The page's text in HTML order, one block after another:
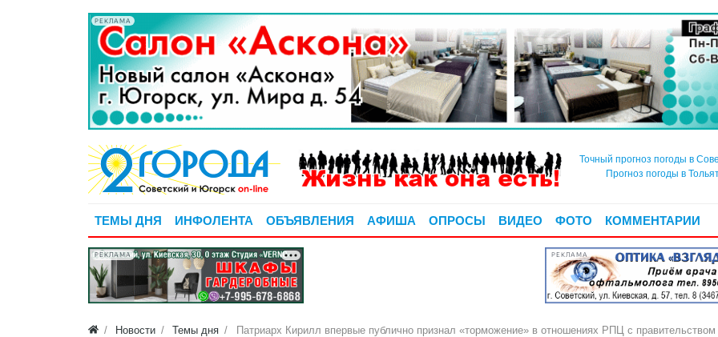
РЕКЛАМА
Точный прогноз погоды в
Прогноз погоды в
ТЕМЫ ДНЯ ИНФОЛЕНТА ОБЪЯВЛЕНИЯ АФИША ОПРОСЫ ВИДЕО ФОТО КОММЕНТАРИИ
РЕКЛАМА РЕКЛАМА
Новости Темы дня Патриарх Кирилл впервые публично признал «торможение» в отношениях РПЦ с